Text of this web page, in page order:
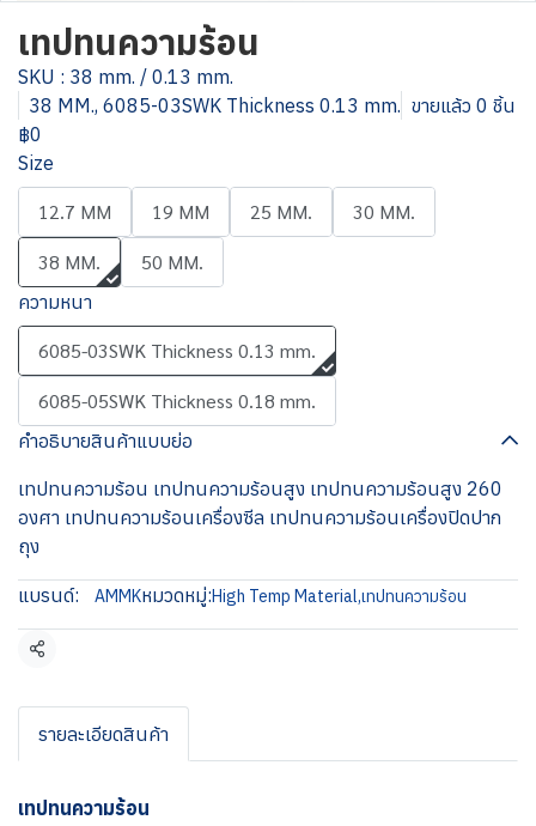
เทปทนความร้อน
SKU : 38 mm. / 0.13 mm.
38 MM., 6085-03SWK Thickness 0.13 mm. ขายแล้ว 0 ชิ้น
฿0
Size
12.7 MM 19 MM 25 MM.
30 MM.
38 MM.
50 MM.
ความหนา
6085-03SWK Thickness 0.13 mm.
6085-05SWK Thickness 0.18 mm.
คำอธิบายสินค้าแบบย่อ
เทปทนความร้อน เทปทนความร้อนสูง เทปทนความร้อนสูง 260
องศา เทปทนความร้อนเครื่องซีล เทปทนความร้อนเครื่องปิดปาก
ถุง
แบรนด์: AMMKหมวดหมู่:High Temp Material,เทปทนความร้อน
แชร์
รายละเอียดสินค้า
เทปทนความร้อน